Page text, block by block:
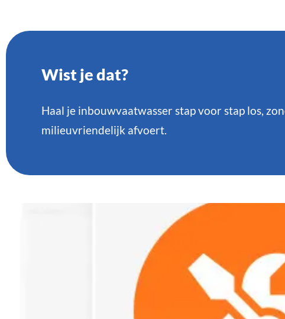
Wist je dat?
Haal je inbouwvaatwasser stap voor stap los,
milieuvriendelijk afvoert.